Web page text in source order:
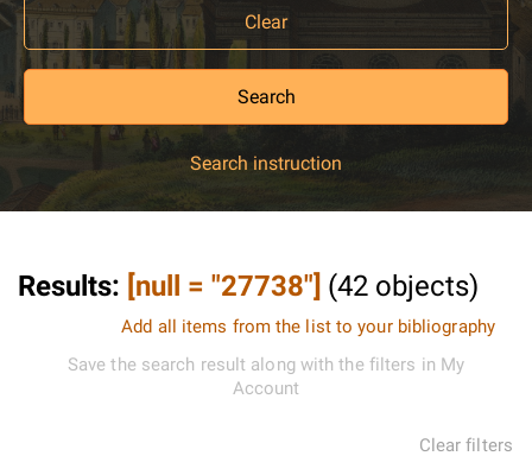
Clear
Search
Search instruction
Results: [null = "27738"] (42 objects)
Add all items from the list to your bibliography
Save the search result along with the filters in My
Account
Clear filters